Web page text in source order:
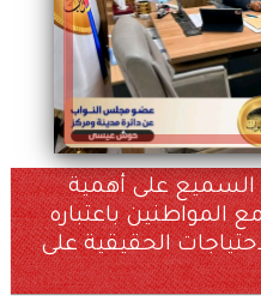
على أهمية
المواطنين باعتباره
الحقيقية على